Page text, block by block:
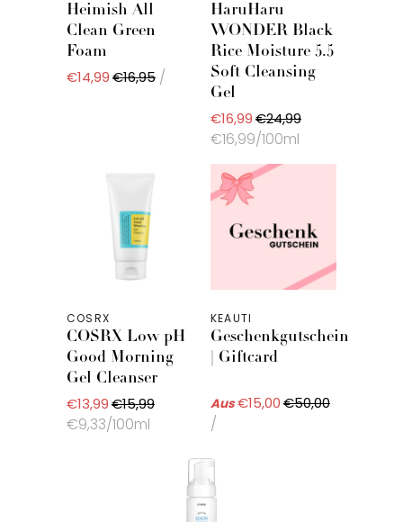
Heimish All
Clean Green
Foam
€14,99€16,95 /
HaruHaru
WONDER Black
Rice Moisture 5.5
Soft Cleansing
Gel
€16,99€24,99
€16,99/100ml
COSRX
COSRX Low pH
Good Morning
Gel Cleanser
€13,99€15,99
€9,33/100ml
KEAUTI
Geschenkgutschein
| Giftcard
Aus€15,00€50,00
/